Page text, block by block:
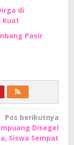
di
Kuat
Pasir
Pos berikutnya
Disegel
Siswa Sempat